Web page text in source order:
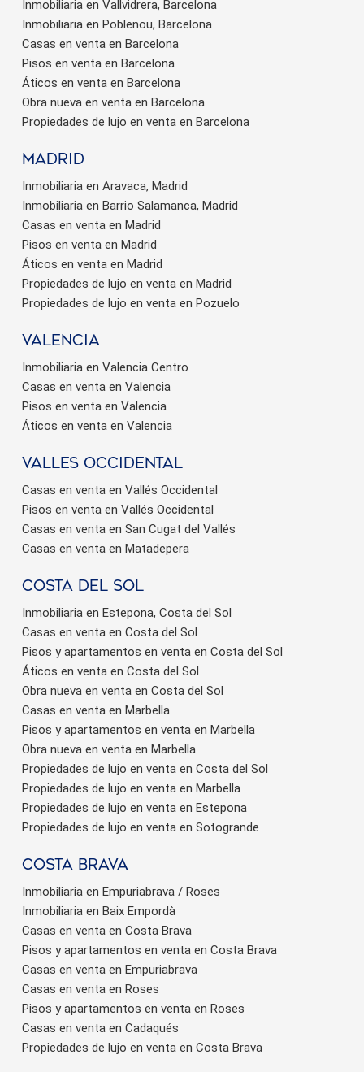
Inmobiliaria en Vallvidrera, Barcelona
Inmobiliaria en Poblenou, Barcelona
Casas en venta en Barcelona
Pisos en venta en Barcelona
Áticos en venta en Barcelona
Obra nueva en venta en Barcelona
Propiedades de lujo en venta en Barcelona
Madrid
Inmobiliaria en Aravaca, Madrid
Inmobiliaria en Barrio Salamanca, Madrid
Casas en venta en Madrid
Pisos en venta en Madrid
Áticos en venta en Madrid
Propiedades de lujo en venta en Madrid
Propiedades de lujo en venta en Pozuelo
valencia
Inmobiliaria en Valencia Centro
Casas en venta en Valencia
Pisos en venta en Valencia
Áticos en venta en Valencia
valles occidental
Casas en venta en Vallés Occidental
Pisos en venta en Vallés Occidental
Casas en venta en San Cugat del Vallés
Casas en venta en Matadepera
Costa del sol
Inmobiliaria en Estepona, Costa del Sol
Casas en venta en Costa del Sol
Pisos y apartamentos en venta en Costa del Sol
Áticos en venta en Costa del Sol
Obra nueva en venta en Costa del Sol
Casas en venta en Marbella
Pisos y apartamentos en venta en Marbella
Obra nueva en venta en Marbella
Propiedades de lujo en venta en Costa del Sol
Propiedades de lujo en venta en Marbella
Propiedades de lujo en venta en Estepona
Propiedades de lujo en venta en Sotogrande
Costa brava
Inmobiliaria en Empuriabrava / Roses
Inmobiliaria en Baix Empordà
Casas en venta en Costa Brava
Pisos y apartamentos en venta en Costa Brava
Casas en venta en Empuriabrava
Casas en venta en Roses
Pisos y apartamentos en venta en Roses
Casas en venta en Cadaqués
Propiedades de lujo en venta en Costa Brava